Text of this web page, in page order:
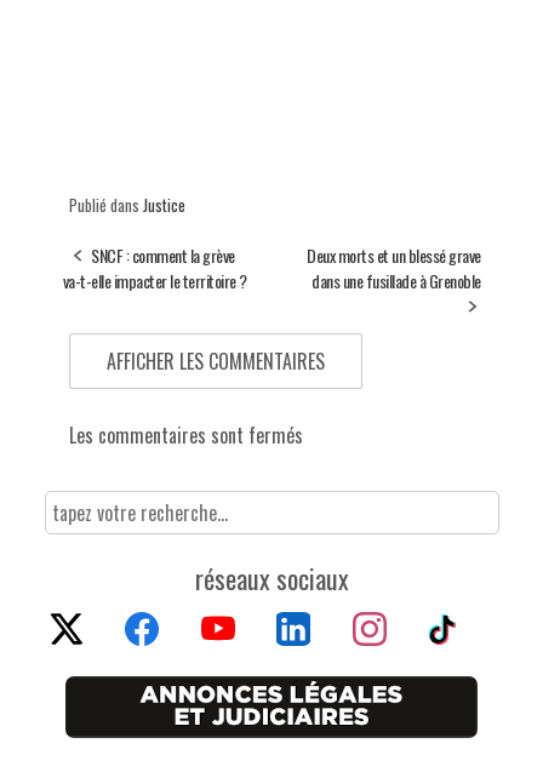
Publié dans Justice
SNCF : comment la grève
va-t-elle impacter le territoire ?
Deux morts et un blessé grave
dans une fusillade à Grenoble
AFFICHER LES COMMENTAIRES
Les commentaires sont fermés
réseaux sociaux